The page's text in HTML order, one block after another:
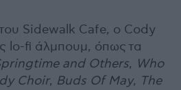
Sidewalk Cafe, ο Cody
lo-fi άλμπουμ, όπως τα
and Others, Who
Choir, Buds Of May, The